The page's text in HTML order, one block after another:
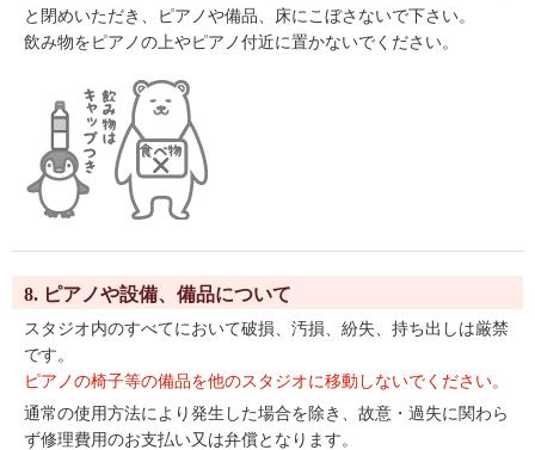
と閉めいただき、ピアノや備品、床にこぼさないで下さい。
飲み物をピアノの上やピアノ付近に置かないでください。
8. ピアノや設備、備品について
スタジオ内のすべてにおいて破損、汚損、紛失、持ち出しは厳禁
です。
ピアノの椅子等の備品を他のスタジオに移動しないでください。
通常の使用方法により発生した場合を除き、故意・過失に関わら
ず修理費用のお支払い又は弁償となります。